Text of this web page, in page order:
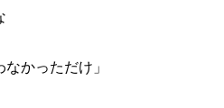
かっただけ」